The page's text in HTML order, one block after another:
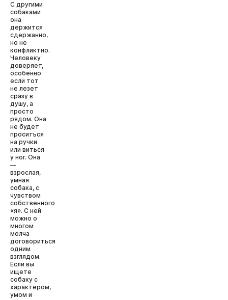
С другими
собаками
она
держится
сдержанно,
но не
конфликтно.
Человеку
доверяет,
особенно
если тот
не лезет
сразу в
душу, а
просто
рядом. Она
не будет
проситься
на ручки
или виться
у ног. Она
—
взрослая,
умная
собака, с
чувством
собственного
«я». С ней
можно о
многом
молча
договориться
одним
взглядом.
Если вы
ищете
собаку с
характером,
умом и